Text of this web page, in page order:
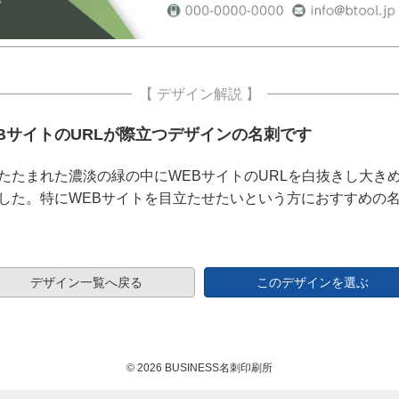
【 デザイン解説 】
サイトのURLが際立つデザインの名刺です
たまれた濃淡の緑の中にWEBサイトのURLを白抜きし大き
た。特にWEBサイトを目立たせたいという方におすすめの
デザイン一覧へ戻る このデザインを選ぶ
© 2026 BUSINESS名刺印刷所